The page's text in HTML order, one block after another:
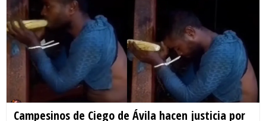
Campesinos de Ciego de Ávila hacen justicia por